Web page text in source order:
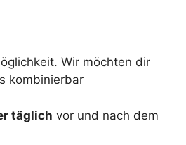
Wir möchten dir
kombinierbar
täglich vor und nach dem